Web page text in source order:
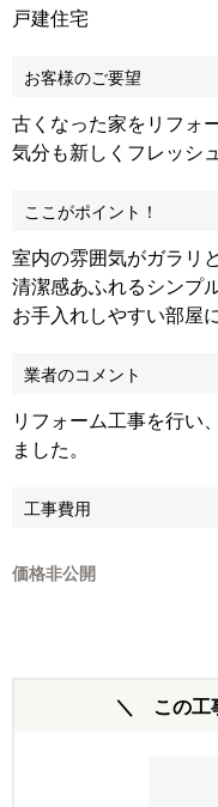
戸建住宅
お客様のご要望
古くなった家をリフォ
気分も新しくフレッシ
ここがポイント！
室内の雰囲気がガラリ
清潔感あふれるシンプ
お手入れしやすい部屋
業者のコメント
リフォーム工事を行い
ました。
工事費用
価格非公開
＼ この工